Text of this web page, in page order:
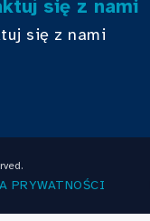
się z nami
się z nami
PRYWATNOŚCI